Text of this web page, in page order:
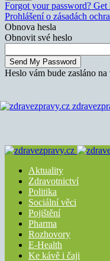
Forgot your password? Get
Prohlášení o zásadách
Obnova hesla
Obnovit své heslo
Heslo vám bude zasláno na
Aktuality
Zdravotnictví
Politika
Sociální věci
Pojištění
Pharma
Rozhovory
E-Health
Ke kávě i čaji